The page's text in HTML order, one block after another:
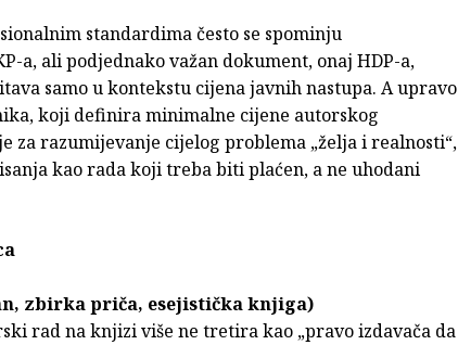
standardima često se spominju
a, ali podjednako važan dokument, onaj HDP-a,
samo u kontekstu cijena javnih nastupa. A upravo
koji definira minimalne cijene autorskog
za razumijevanje cijelog problema „želja i realnosti“,
kao rada koji treba biti plaćen, a ne uhodani
zbirka priča, esejistička knjiga)
rad na knjizi više ne tretira kao „pravo izdavača da